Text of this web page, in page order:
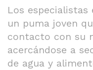
Los
un puma joven
contacto con su
acercándose a
de agua y